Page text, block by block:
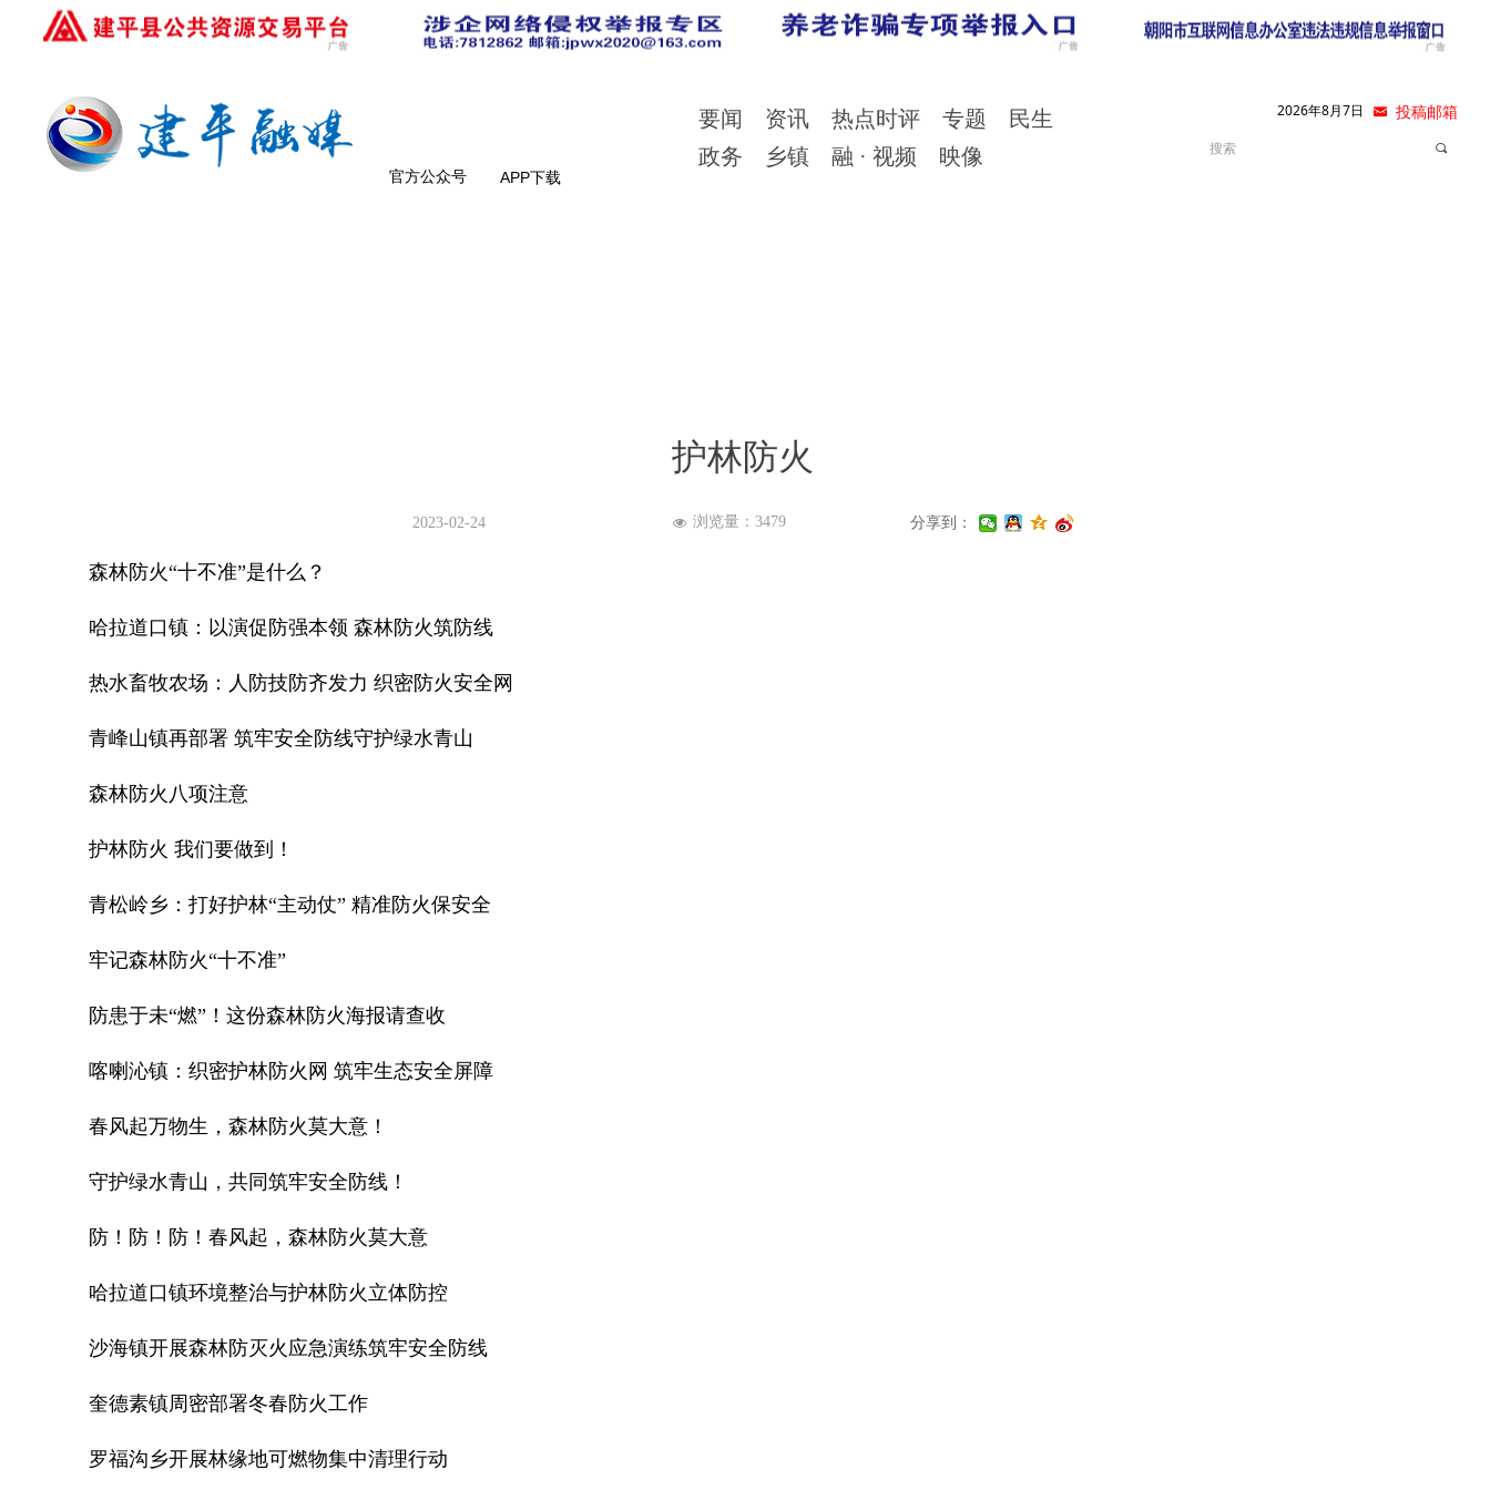
끠
要闻 资讯 热点时评 专题
民生
政务
乡镇 融 · 视频 映像
官方公众号 APP下载
낂 投稿邮箱
2026年8月7日
护林防火
2023-02-24 넶 浏览量： 3479 分享到：
森林防火“十不准”是什么？
哈拉道口镇：以演促防强本领 森林防火筑防线
热水畜牧农场：人防技防齐发力 织密防火安全网
青峰山镇再部署 筑牢安全防线守护绿水青山
森林防火八项注意
护林防火 我们要做到！
青松岭乡：打好护林“主动仗” 精准防火保安全
牢记森林防火“十不准”
防患于未“燃”！这份森林防火海报请查收
喀喇沁镇：织密护林防火网 筑牢生态安全屏障
春风起万物生，森林防火莫大意！
守护绿水青山，共同筑牢安全防线！
防！防！防！春风起，森林防火莫大意
哈拉道口镇环境整治与护林防火立体防控
沙海镇开展森林防灭火应急演练筑牢安全防线
奎德素镇周密部署冬春防火工作
罗福沟乡开展林缘地可燃物集中清理行动